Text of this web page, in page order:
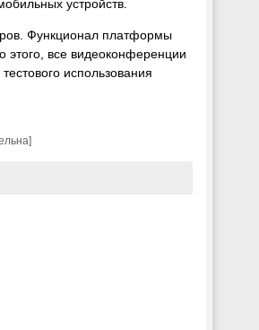
устройств.
Функционал платформы
все видеоконференции
использования